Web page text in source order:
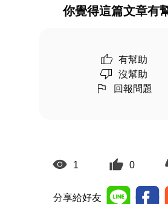
你覺得這篇文章有
有幫助
沒幫助
回報問題
1 0
分享給好友